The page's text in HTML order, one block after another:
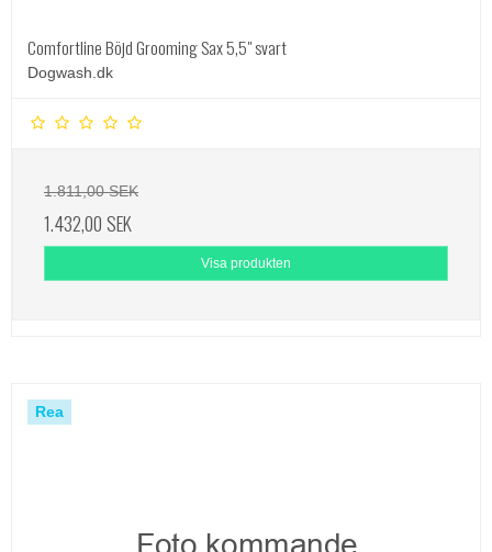
Comfortline Böjd Grooming Sax 5,5" svart
Dogwash.dk
1.811,00 SEK
1.432,00 SEK
Visa produkten
Rea